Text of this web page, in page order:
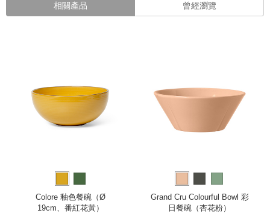
相關產品 曾經瀏覽
Colore 釉色餐碗（Ø
19cm、番紅花黃）
Grand Cru Colourful Bowl 彩
日餐碗（杏花粉）